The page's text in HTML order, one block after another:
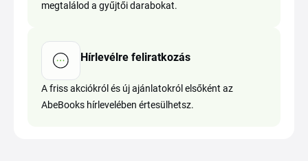
megtalálod a gyűjtői darabokat.
Hírlevélre feliratkozás
A friss akciókról és új ajánlatokról elsőként az
AbeBooks hírlevelében értesülhetsz.